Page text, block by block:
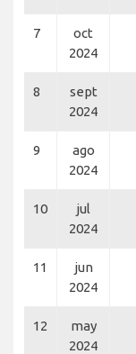
7
oct
2024
8
sept
2024
9
ago
2024
10
jul
2024
11
jun
2024
12
may
2024